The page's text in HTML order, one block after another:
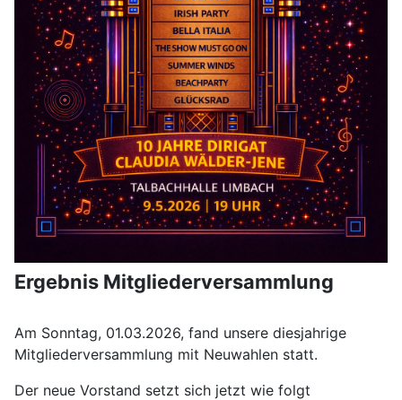
Ergebnis Mitgliederversammlung
Am Sonntag, 01.03.2026, fand unsere diesjahrige
Mitgliederversammlung mit Neuwahlen statt.
Der neue Vorstand setzt sich jetzt wie folgt